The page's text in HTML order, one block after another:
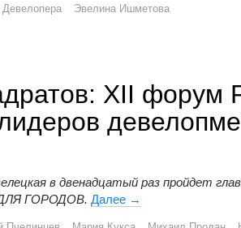
Эвелина Ишметова
XII
в двенадцатый раз пройдет
ГОРОДОВ. Далее Смыслы вместо
→